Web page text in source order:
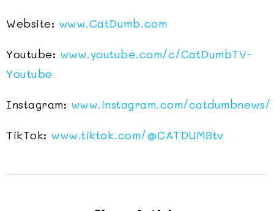
Website: www.CatDumb.com
Youtube: www.youtube.com/c/CatDumbTV-
Youtube
Instagram: www.instagram.com/catdumbnews/
TikTok: www.tiktok.com/@CATDUMBtv